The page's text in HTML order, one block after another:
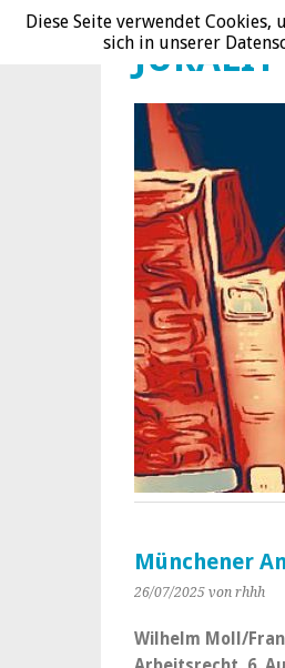
JURALIT
Münchener
26/07/2025 von rhhh
Wilhelm Moll/
Diese Seite verwendet
sich in unserer